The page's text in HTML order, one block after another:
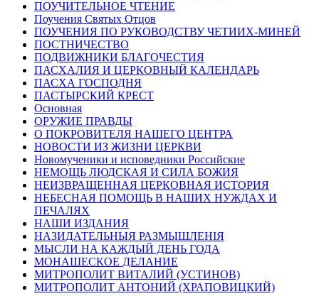
ПОУЧИТЕЛЬНОЕ ЧТЕНИЕ
Поучения Святых Отцов
ПОУЧЕНИЯ ПО РУКОВОДСТВУ ЧЕТИИХ-МИНЕЙ
ПОСТНИЧЕСТВО
ПОДВИЖНИКИ БЛАГОЧЕСТИЯ
ПАСХАЛИЯ И ЦЕРКОВНЫЙ КАЛЕНДАРЬ
ПАСХА ГОСПОДНЯ
ПАСТЫРСКИЙ КРЕСТ
Основная
ОРУЖИЕ ПРАВДЫ
О ПОКРОВИТЕЛЯ НАШЕГО ЦЕНТРА
НОВОСТИ ИЗ ЖИЗНИ ЦЕРКВИ
Новомученики и исповедники Российские
НЕМОЩЬ ЛЮДСКАЯ И СИЛА БОЖИЯ
НЕИЗВРАЩЕННАЯ ЦЕРКОВНАЯ ИСТОРИЯ
НЕБЕСНАЯ ПОМОЩЬ В НАШИХ НУЖДАХ И
ПЕЧАЛЯХ
НАШИ ИЗДАНИЯ
НАЗИДАТЕЛЬНЫЯ РАЗМЫШЛЕНІЯ
МЫСЛИ НА КАЖДЫЙ ДЕНЬ ГОДА
МОНАШЕСКОЕ ДЕЛАНИЕ
МИТРОПОЛИТ ВИТАЛИЙ (УСТИНОВ)
МИТРОПОЛИТ АНТОНИЙ (ХРАПОВИЦКИЙ)